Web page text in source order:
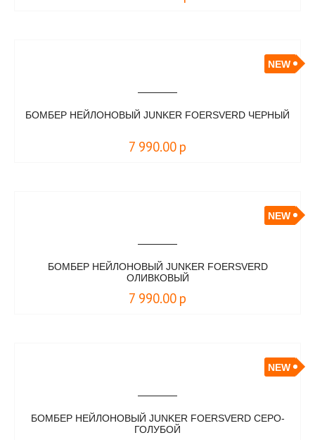
NEW
БОМБЕР НЕЙЛОНОВЫЙ JUNKER FOERSVERD ЧЕРНЫЙ
7 990.00 р
NEW
БОМБЕР НЕЙЛОНОВЫЙ JUNKER FOERSVERD
ОЛИВКОВЫЙ
7 990.00 р
NEW
БОМБЕР НЕЙЛОНОВЫЙ JUNKER FOERSVERD СЕРО-
ГОЛУБОЙ